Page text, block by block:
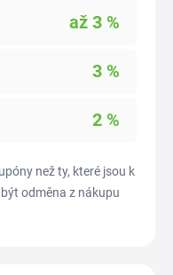
až 3 %
3 %
2 %
než ty, které jsou k
odměna z nákupu